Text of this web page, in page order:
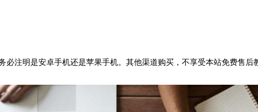
必注明是安卓手机还是苹果手机。其他渠道购买，不享受本站免费售后